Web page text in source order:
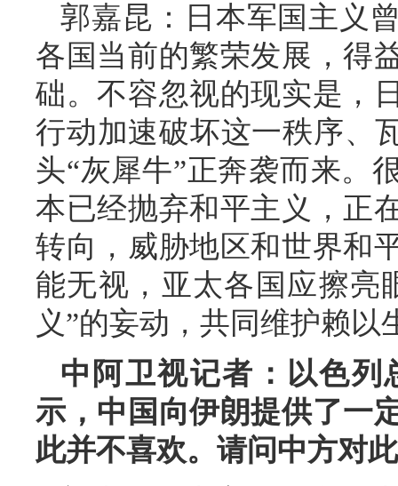
郭嘉昆：日本军国主义
各国当前的繁荣发展，得
础。不容忽视的现实是，
行动加速破坏这一秩序、
头“灰犀牛”正奔袭而来。
本已经抛弃和平主义，正
转向，威胁地区和世界和
能无视，亚太各国应擦亮
义”的妄动，共同维护赖
中阿卫视记者：以色列
示，中国向伊朗提供了一
此并不喜欢。请问中方对